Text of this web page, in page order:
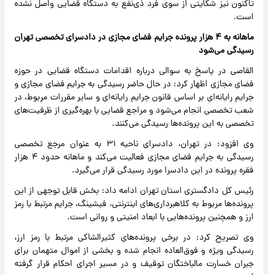
تاکنون نیز شکایتی از سوی فرد ذی‌نفع به دستگاه قضایی واصل نشده
است.
ماهانه به ۴ هزار پرونده جرایم فضای مجازی در دادسرای تخصصی تهران
رسیدگی می‌شود
القاصی در پاسخ به سوالی درباره اقدامات دستگاه قضایی در حوزه
فضای مجازی اظهار کرد: در حال حاضر رسیدگی به جرایم فضای مجازی و
جرایم رایانه‌ای بر اساس قانون جرایم رایانه‌ای و سایر مقررات مربوط، در
شعب تخصصی انجام می‌شود و مراجع قضایی با بهره‌گیری از ظرفیت‌های
تخصصی به این پرونده‌ها رسیدگی می‌کنند.
وی افزود: در تهران، دادسرای ناحیه ۳۱ به عنوان مرجع تخصصی
رسیدگی به جرایم فضای مجازی فعالیت می‌کند و ماهانه حدود ۴ هزار
فقره پرونده در این دادسرا مورد رسیدگی قرار می‌گیرد.
رئیس کل دادگستری استان تهران ادامه داد: بخش قابل توجهی از این
پرونده‌ها مربوط به کلاهبرداری‌های اینترنتی، فیشینگ، جرایم مرتبط با رمز
ارز و همچنین پرونده‌هایی با ابعاد امنیتی و روانی است.
وی تصریح کرد: در برخی پرونده‌های کثیرالشاکی مرتبط با رمز ارز،
رسیدگی ویژه و فوق‌العاده انجام شده و بخشی از اموال متهمان برای
جبران خسارت مالباختگان توقیف و در مسیر اجرای احکام قرار گرفته